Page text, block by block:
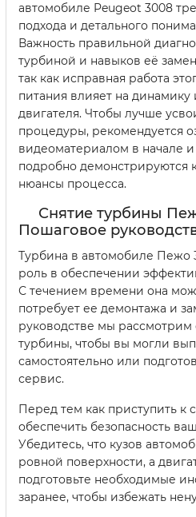
автомобиле Peugeot 3008
подхода и детального
Важность правильной
турбиной и навыков её
так как исправная работа
питания влияет на динамику
двигателя. Чтобы лучше
процедуры, рекомендуется
видеоматериалом в начале и
подробно демонстрируются
нюансы процесса.
Снятие турбины
Пошаговое
Турбина в автомобиле Пежо
роль в обеспечении
С течением времени она
потребует ее демонтажа и
руководстве мы рассмотрим
турбины, чтобы вы могли
самостоятельно или
сервис.
Перед тем как приступить к
обеспечить безопасность
Убедитесь, что кузов
ровной поверхности, а
подготовьте необходимые
заранее, чтобы избежать